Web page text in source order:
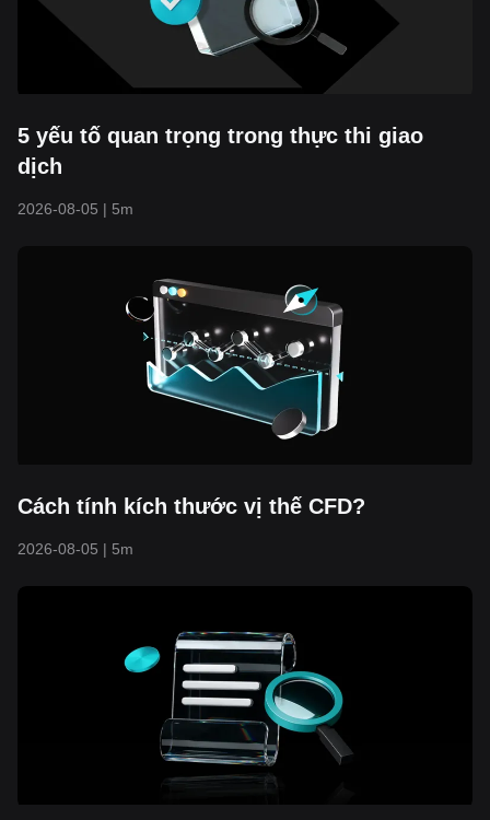
5 yếu tố quan trọng trong thực thi giao
dịch
2026-08-05 | 5m
Cách tính kích thước vị thế CFD?
2026-08-05 | 5m